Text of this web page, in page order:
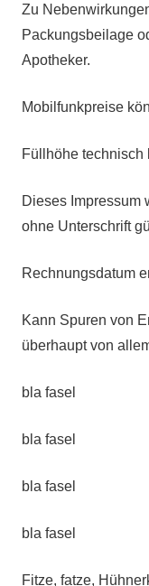
Zu
Packungsbeilage
Apotheker.
Mobilfunkpreise
Füllhöhe technisch
Dieses Impressum
ohne Unterschrift
Rechnungsdatum
Kann Spuren von
überhaupt von
bla fasel
bla fasel
bla fasel
bla fasel
Fitze, fatze,